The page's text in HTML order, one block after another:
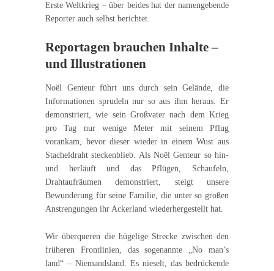
Erste Weltkrieg – über beides hat der namengebende
Reporter auch selbst berichtet.
Reportagen brauchen Inhalte –
und Illustrationen
Noël Genteur führt uns durch sein Gelände, die
Informationen sprudeln nur so aus ihm heraus. Er
demonstriert, wie sein Großvater nach dem Krieg
pro Tag nur wenige Meter mit seinem Pflug
vorankam, bevor dieser wieder in einem Wust aus
Stacheldraht steckenblieb. Als Noël Genteur so hin-
und herläuft und das Pflügen, Schaufeln,
Drahtaufräumen demonstriert, steigt unsere
Bewunderung für seine Familie, die unter so großen
Anstrengungen ihr Ackerland wiederhergestellt hat.
Wir überqueren die hügelige Strecke zwischen den
früheren Frontlinien, das sogenannte „No man’s
land“ – Niemandsland. Es nieselt, das bedrückende